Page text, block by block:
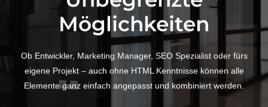
Möglichkeiten
Ob Entwickler, Marketing Manager, SEO Spezialist oder fürs
eigene Projekt – auch ohne HTML Kenntnisse können alle
Elemente ganz einfach angepasst und kombiniert werden.